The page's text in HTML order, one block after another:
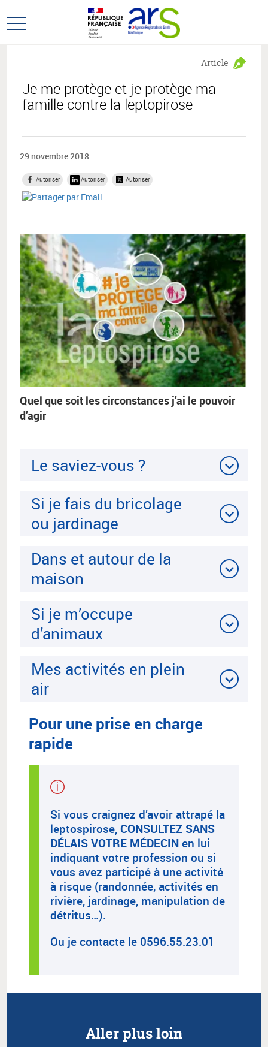
au
menu
au
contenu
Ouvrir
Je me protège et je protège ma
famille contre la leptopirose
Article
29 novembre 2018
Autoriser Autoriser Autoriser
Quel que soit les circonstances j’ai le pouvoir
d’agir
Le saviez-vous ?
Si je fais du bricolage
ou jardinage
Dans et autour de la
maison
Si je m’occupe
d’animaux
Mes activités en plein
air
Pour une prise en charge
rapide
Si vous craignez d’avoir attrapé la
leptospirose,CONSULTEZ SANS
DÉLAIS VOTRE MÉDECINen lui
indiquant votre profession ou si
vous avez participé à une activité
à risque (randonnée, activités en
rivière, jardinage, manipulation de
détritus…).
Ou je contacte le 0596.55.23.01
Aller plus loin